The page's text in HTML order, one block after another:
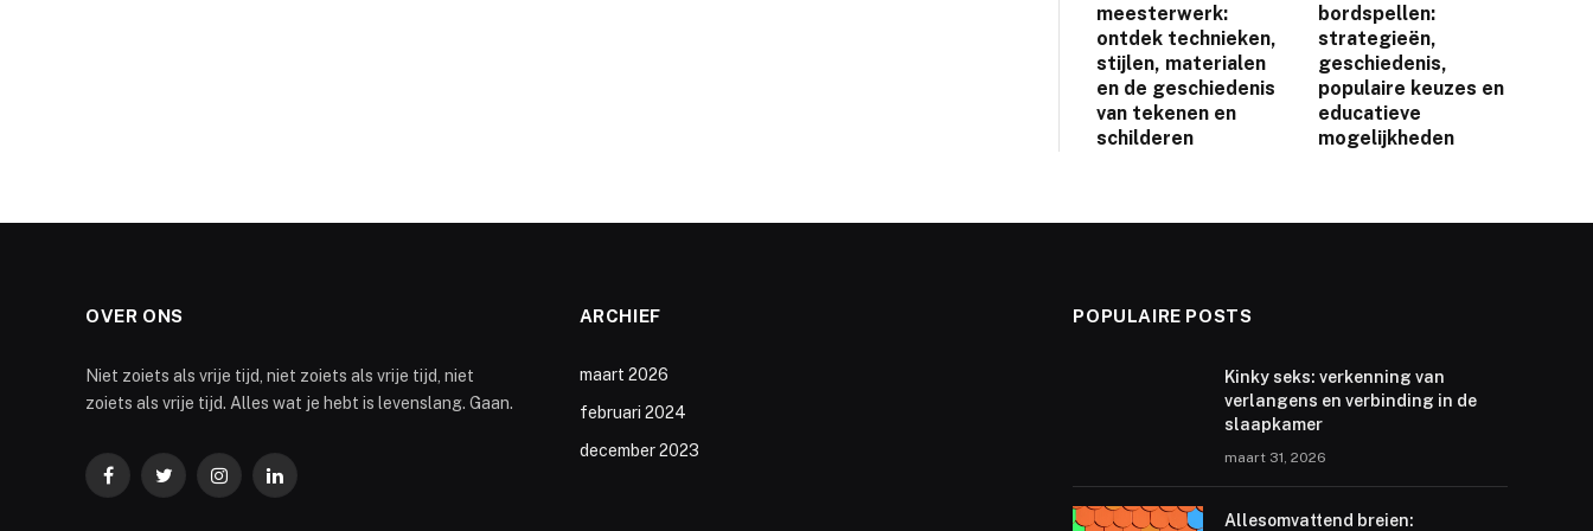
meesterwerk:
ontdek technieken,
stijlen, materialen
en de geschiedenis
van tekenen en
schilderen
bordspellen:
strategieën,
geschiedenis,
populaire keuzes en
educatieve
mogelijkheden
OVER ONS
Niet zoiets als vrije tijd, niet zoiets als vrije tijd, niet
zoiets als vrije tijd. Alles wat je hebt is levenslang. Gaan.
FacebookTwitterInstagramLinkedIn
ARCHIEF
maart 2026
februari 2024
december 2023
POPULAIRE POSTS
Kinky seks: verkenning van
verlangens en verbinding in de
slaapkamer
maart 31, 2026
Allesomvattend breien: